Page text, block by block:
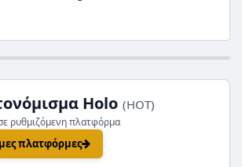
Holo (HOT)
ρυθμιζόμενη πλατφόρμα
πλατφόρμες